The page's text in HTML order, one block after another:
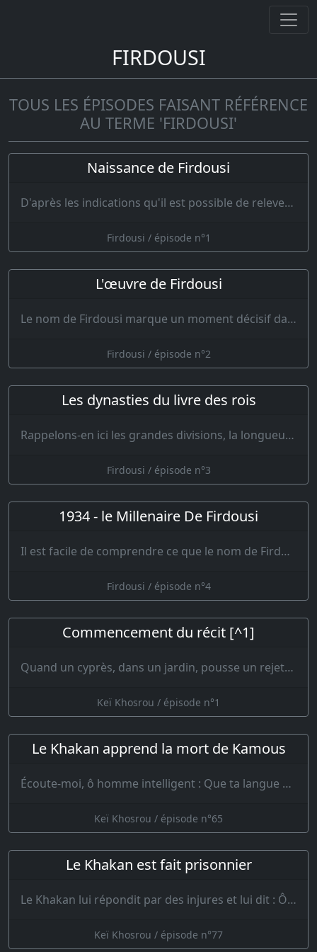
FIRDOUSI
TOUS LES ÉPISODES FAISANT RÉFÉRENCE
AU TERME 'FIRDOUSI'
Naissance de Firdousi
D'après les indications qu'il est possible de relever dans son œuvre même, c'est peu après 320 de…
Firdousi / épisode n°1
L'œuvre de Firdousi
Le nom de Firdousi marque un moment décisif dans l'histoire du vieil Iran. Il y avait trois siècles…
Firdousi / épisode n°2
Les dynasties du livre des rois
Rappelons-en ici les grandes divisions, la longueur consacrée à chacune étant très inég…
Firdousi / épisode n°3
1934 - le Millenaire De Firdousi
Il est facile de comprendre ce que le nom de Firdousi représente aujourd'hui pour nos …
Firdousi / épisode n°4
Commencement du récit [^1]
Quand un cyprès, dans un jardin, pousse un rejeton dont la cime verte s’élève au-dessus du t…
Keï Khosrou / épisode n°1
Le Khakan apprend la mort de Kamous
Écoute-moi, ô homme intelligent : Que ta langue ne prononce d’autre nom que celui d…
Keï Khosrou / épisode n°65
Le Khakan est fait prisonnier
Le Khakan lui répondit par des injures et lui dit : Ô homme vil de corps et d’âme ! Maudi…
Keï Khosrou / épisode n°77